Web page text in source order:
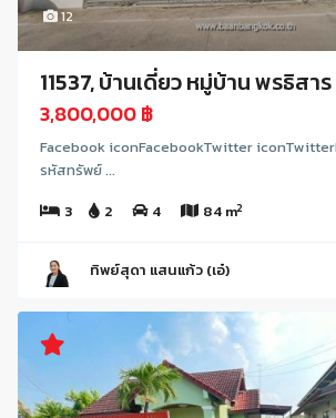
12
11537, บ้านเดี่ยว หมู่บ้าน พรธิสา
3,800,000 ฿
Facebook iconFacebookTwitter
รหัสทรัพย์ ...
3
2 4 84 m2
ทิพย์สุดา แสนแก้ว (เอ๋)